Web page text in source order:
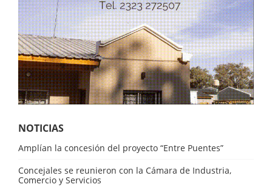
NOTICIAS
Amplían la concesión del proyecto “Entre Puentes”
Concejales se reunieron con la Cámara de Industria,
Comercio y Servicios